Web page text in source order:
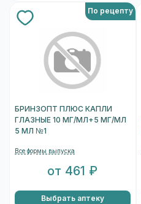
По рецепту
БРИНЗОПТ ПЛЮС КАПЛИ
ГЛАЗНЫЕ 10 МГ/МЛ+5 МГ/МЛ
5 МЛ №1
Все формы выпуска
от 461 ₽
Выбрать аптеку